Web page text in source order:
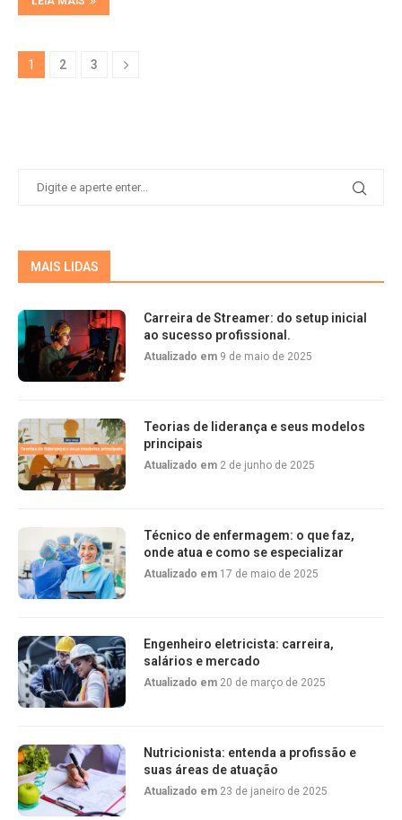
1 2 3
MAIS LIDAS
Carreira de Streamer: do setup inicial
ao sucesso profissional.
Atualizado em 9 de maio de 2025
Teorias de liderança e seus modelos
principais
Atualizado em 2 de junho de 2025
Técnico de enfermagem: o que faz,
onde atua e como se especializar
Atualizado em 17 de maio de 2025
Engenheiro eletricista: carreira,
salários e mercado
Atualizado em 20 de março de 2025
Nutricionista: entenda a profissão e
suas áreas de atuação
Atualizado em 23 de janeiro de 2025